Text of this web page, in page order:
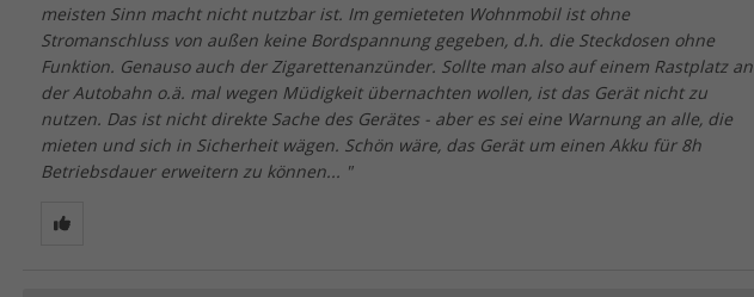
meisten Sinn macht nicht nutzbar ist. Im gemieteten Wohnmobil ist ohne
Stromanschluss von außen keine Bordspannung gegeben, d.h. die Steckdosen ohne
Funktion. Genauso auch der Zigarettenanzünder. Sollte man also auf einem Rastplatz an
der Autobahn o.ä. mal wegen Müdigkeit übernachten wollen, ist das Gerät nicht zu
nutzen. Das ist nicht direkte Sache des Gerätes - aber es sei eine Warnung an alle, die
mieten und sich in Sicherheit wägen. Schön wäre, das Gerät um einen Akku für 8h
Betriebsdauer erweitern zu können... "